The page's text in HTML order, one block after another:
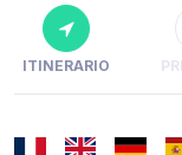
ITINERARIO